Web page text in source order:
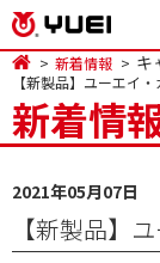
新着情報 キ
【新製品】ユーエイ
新着情
2021年05月07日
【新製品】